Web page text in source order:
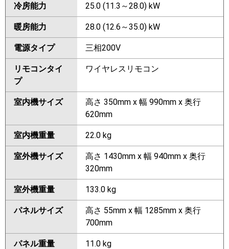
冷房能力 25.0 (11.3～28.0) kW
暖房能力 28.0 (12.6～35.0) kW
電源タイプ 三相200V
リモコンタイ
プ
ワイヤレスリモコン
室内機サイズ
高さ 350mm x 幅 990mm x 奥行
620mm
室内機重量 22.0 kg
室外機サイズ
高さ 1430mm x 幅 940mm x 奥行
320mm
室外機重量 133.0 kg
パネルサイズ
高さ 55mm x 幅 1285mm x 奥行
700mm
パネル重量 11.0 kg